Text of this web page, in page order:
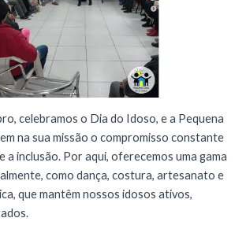
celebramos o Dia do Idoso, e a Pequena
na sua missão o compromisso constante
a inclusão. Por aqui, oferecemos uma gama
como dança, costura, artesanato e
que mantêm nossos idosos ativos,